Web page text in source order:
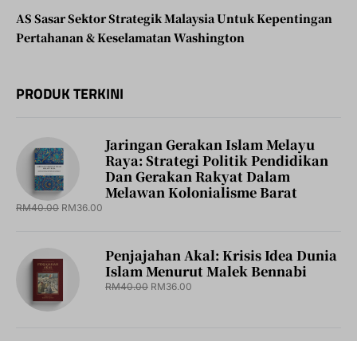
AS Sasar Sektor Strategik Malaysia Untuk Kepentingan
Pertahanan & Keselamatan Washington
PRODUK TERKINI
Jaringan Gerakan Islam Melayu
Raya: Strategi Politik Pendidikan
Dan Gerakan Rakyat Dalam
Melawan Kolonialisme Barat
RM40.00 RM36.00
Penjajahan Akal: Krisis Idea Dunia
Islam Menurut Malek Bennabi
RM40.00 RM36.00